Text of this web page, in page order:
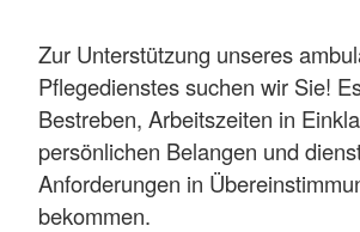
Zur Unterstützung unseres
Pflegedienstes suchen wir Sie!
Bestreben, Arbeitszeiten in
persönlichen Belangen und
Anforderungen in
bekommen.